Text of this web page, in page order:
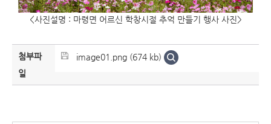
<사진설명 : 마령면 어르신 학창시절 추억 만들기 행사 사진>
첨부파
일
image01.png (674 kb)